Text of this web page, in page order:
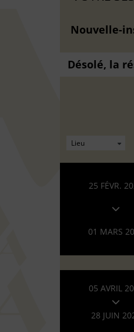
Nouvelle-
Désolé, la
25 FÉVR.
01 MARS
05 AVRIL
28 JUIN